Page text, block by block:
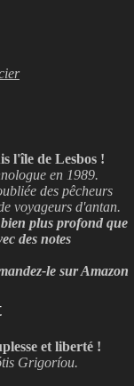
l'île de Lesbos !
en 1989.
des pêcheurs
voyageurs d'antan.
plus profond que
des notes
le sur Amazon
et liberté !
Grigoríou.